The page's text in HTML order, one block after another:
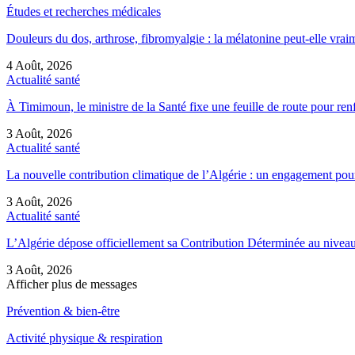
Études et recherches médicales
Douleurs du dos, arthrose, fibromyalgie : la mélatonine peut-elle
4 Août, 2026
Actualité santé
À Timimoun, le ministre de la Santé fixe une feuille de route pour
3 Août, 2026
Actualité santé
La nouvelle contribution climatique de l’Algérie : un engagement
3 Août, 2026
Actualité santé
L’Algérie dépose officiellement sa Contribution Déterminée au
3 Août, 2026
Afficher plus de messages
Prévention & bien-être
Activité physique & respiration